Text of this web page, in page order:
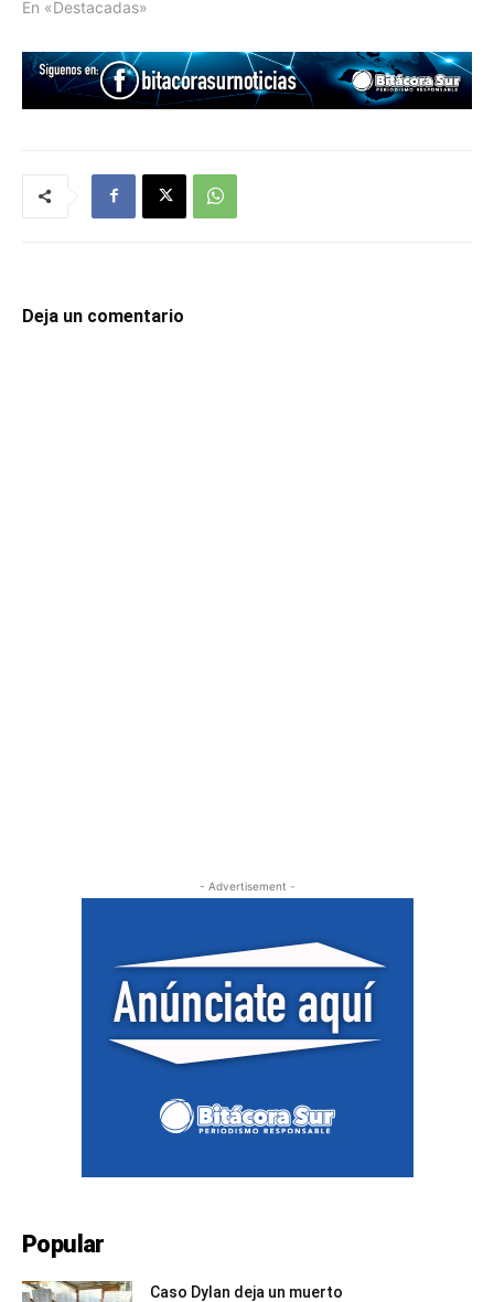
En «Destacadas»
Deja un comentario
- Advertisement -
Popular
Caso Dylan deja un muerto